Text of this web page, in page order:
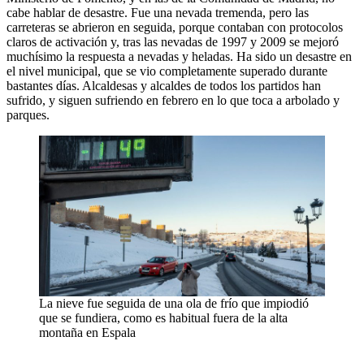
cabe hablar de desastre. Fue una nevada tremenda, pero las
carreteras se abrieron en seguida, porque contaban con protocolos
claros de activación y, tras las nevadas de 1997 y 2009 se mejoró
muchísimo la respuesta a nevadas y heladas. Ha sido un desastre en
el nivel municipal, que se vio completamente superado durante
bastantes días. Alcaldesas y alcaldes de todos los partidos han
sufrido, y siguen sufriendo en febrero en lo que toca a arbolado y
parques.
La nieve fue seguida de una ola de frío que impiodió
que se fundiera, como es habitual fuera de la alta
montaña en Espala